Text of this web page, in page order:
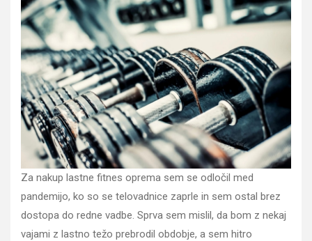
Za nakup lastne fitnes oprema sem se odločil med
pandemijo, ko so se telovadnice zaprle in sem ostal brez
dostopa do redne vadbe. Sprva sem mislil, da bom z nekaj
vajami z lastno težo prebrodil obdobje, a sem hitro